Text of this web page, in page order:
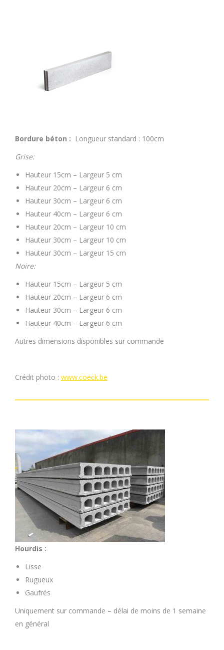
Bordure béton : Longueur standard : 100cm
Grise:
Hauteur 15cm – Largeur 5 cm
Hauteur 20cm – Largeur 6 cm
Hauteur 30cm – Largeur 6 cm
Hauteur 40cm – Largeur 6 cm
Hauteur 20cm – Largeur 10 cm
Hauteur 30cm – Largeur 10 cm
Hauteur 30cm – Largeur 15 cm
Noire:
Hauteur 15cm – Largeur 5 cm
Hauteur 20cm – Largeur 6 cm
Hauteur 30cm – Largeur 6 cm
Hauteur 40cm – Largeur 6 cm
Autres dimensions disponibles sur commande
Crédit photo : www.coeck.be
Hourdis :
Lisse
Rugueux
Gaufrés
Uniquement sur commande – délai de moins de 1 semaine
en général